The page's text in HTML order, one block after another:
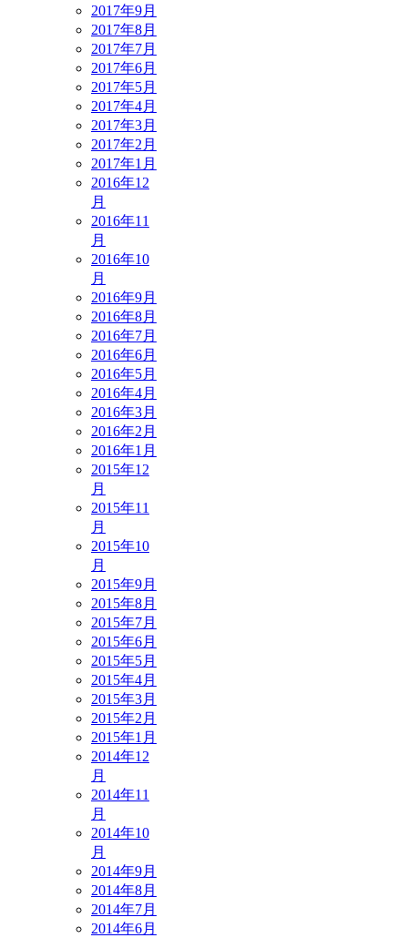
2017年9月
2017年8月
2017年7月
2017年6月
2017年5月
2017年4月
2017年3月
2017年2月
2017年1月
2016年12
月
2016年11
月
2016年10
月
2016年9月
2016年8月
2016年7月
2016年6月
2016年5月
2016年4月
2016年3月
2016年2月
2016年1月
2015年12
月
2015年11
月
2015年10
月
2015年9月
2015年8月
2015年7月
2015年6月
2015年5月
2015年4月
2015年3月
2015年2月
2015年1月
2014年12
月
2014年11
月
2014年10
月
2014年9月
2014年8月
2014年7月
2014年6月